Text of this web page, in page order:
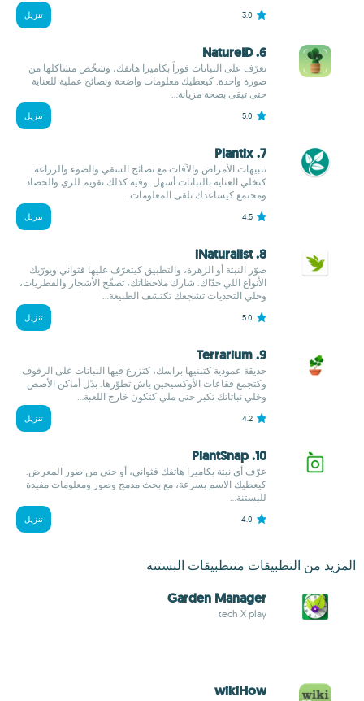
3.0 تنزيل
6. NatureID
تعرّف على النباتات فوراً بكاميرا هاتفك، وشخّص مشاكلها من
صورة واحدة. كيعطيك معلومات واضحة ونصائح عملية للعناية
حتى تبقى بصحة مزيانة...
5.0 تنزيل
7. Plantix
تنبيهات الأمراض والآفات مع نصائح السقي والضوء والزراعة
كتخلي العناية بالنباتات أسهل. وفيه كذلك تقويم للري والحصاد
ومجتمع كيساعدك تلقى المعلومات...
4.5 تنزيل
8. iNaturalist
صوّر النبتة أو الزهرة، والتطبيق كيتعرّف عليها فثواني ويورّيك
الأنواع اللي حدّاك. شارك ملاحظاتك، تصفّح الأشجار والفطريات،
وخلي التحديات تشجعك تكتشف الطبيعة...
5.0 تنزيل
9. Terrarium
حديقة عمودية كتبنيها براسك، كتزرع فيها النباتات على الرفوف
وكتجمع فقاعات الأوكسيجين باش تطوّرها. بدّل أماكن الأصص
وخلي نباتاتك تكبر حتى ملي كتكون خارج اللعبة...
4.2 تنزيل
10. PlantSnap
عرّف أي نبتة بكاميرا هاتفك فثواني، أو حتى من صور المعرض.
كيعطيك الاسم بسرعة، مع بحث مدمج وصور ومعلومات مفيدة
للبستنة...
4.0 تنزيل
المزيد من التطبيقات منتطبيقات البستنة
Garden Manager
tech X play
wikiHow